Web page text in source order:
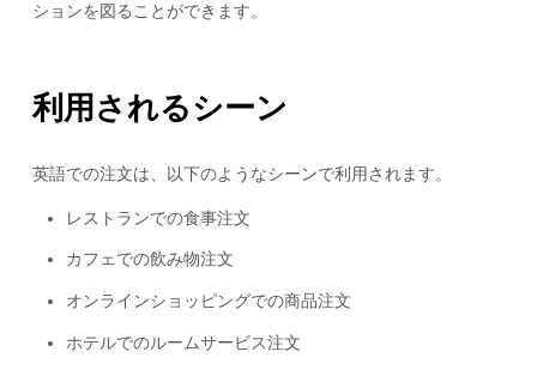
ションを図ることができます。
利用されるシーン
英語での注文は、以下のようなシーンで利用されます。
レストランでの食事注文
カフェでの飲み物注文
オンラインショッピングでの商品注文
ホテルでのルームサービス注文